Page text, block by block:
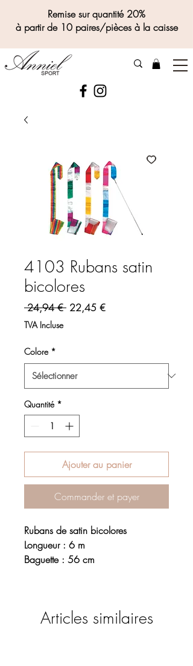
Remise sur quantité 20%
à partir de 10 paires/pièces à la caisse
4103 Rubans satin
bicolores
24,94 € Prix original
22,45 €Prix promotionnel
TVA Incluse
Colore *
Quantité *
Ajouter au panier
Commander et payer
Rubans de satin bicolores
Longueur : 6 m
Baguette : 56 cm
Articles similaires